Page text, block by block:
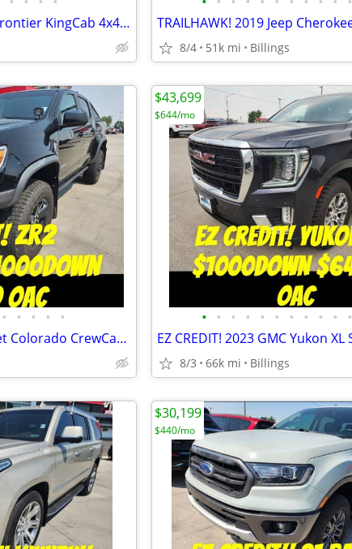
EZ CREDIT! 2024 Nissan Frontier KingCab 4x4 $500Down $441/mo OAC
8/4 51k mi Billings
• • • • •
EZ CREDIT! 2019 Chevrolet Colorado CrewCab ZR2 4x4 $1000Down $456mo OA
• • • • • • • • • • •
8/3 66k mi Billings
$43,699
$644/mo
$30,199
$440/mo